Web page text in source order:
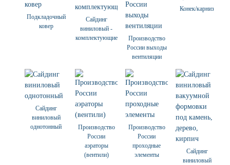
Подкладочный
ковер
Сайдинг
виниловый -
комплектующие
Производство
России выходы
вентиляции
Конек/карниз
Сайдинг
виниловый
однотонный
Производство
России
аэраторы
(вентили)
Производство
России
проходные
элементы
Сайдинг
виниловый